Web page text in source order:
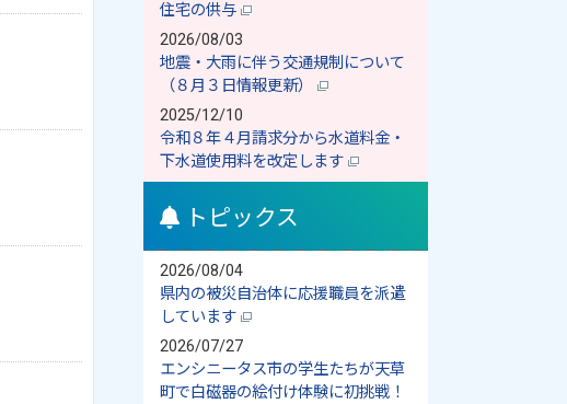
住宅の供与
2026/08/03
地震・大雨に伴う交通規制について
（８月３日情報更新）
2025/12/10
令和８年４月請求分から水道料金・
下水道使用料を改定します
トピックス
2026/08/04
県内の被災自治体に応援職員を派遣
しています
2026/07/27
エンシニータス市の学生たちが天草
町で白磁器の絵付け体験に初挑戦！